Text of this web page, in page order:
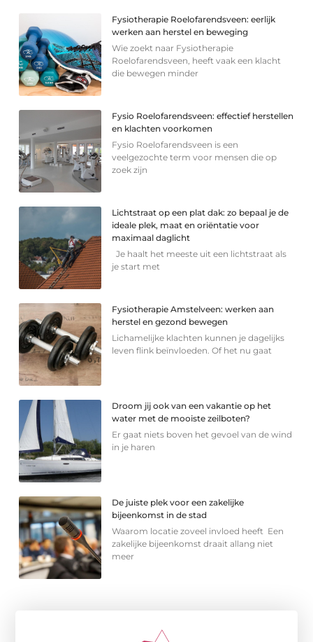
Fysiotherapie Roelofarendsveen: eerlijk
werken aan herstel en beweging
Wie zoekt naar Fysiotherapie
Roelofarendsveen, heeft vaak een klacht
die bewegen minder
Fysio Roelofarendsveen: effectief herstellen
en klachten voorkomen
Fysio Roelofarendsveen is een
veelgezochte term voor mensen die op
zoek zijn
Lichtstraat op een plat dak: zo bepaal je de
ideale plek, maat en oriëntatie voor
maximaal daglicht
Je haalt het meeste uit een lichtstraat als
je start met
Fysiotherapie Amstelveen: werken aan
herstel en gezond bewegen
Lichamelijke klachten kunnen je dagelijks
leven flink beïnvloeden. Of het nu gaat
Droom jij ook van een vakantie op het
water met de mooiste zeilboten?
Er gaat niets boven het gevoel van de wind
in je haren
De juiste plek voor een zakelijke
bijeenkomst in de stad
Waarom locatie zoveel invloed heeft Een
zakelijke bijeenkomst draait allang niet
meer